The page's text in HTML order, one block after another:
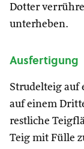
Dotter
unterheben.
Ausfertigung
Strudelteig auf
auf einem
restliche
Teig mit Fülle